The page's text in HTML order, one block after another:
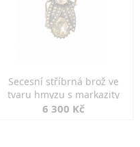
Secesní stříbrná brož ve
tvaru hmyzu s markazity
6 300 Kč